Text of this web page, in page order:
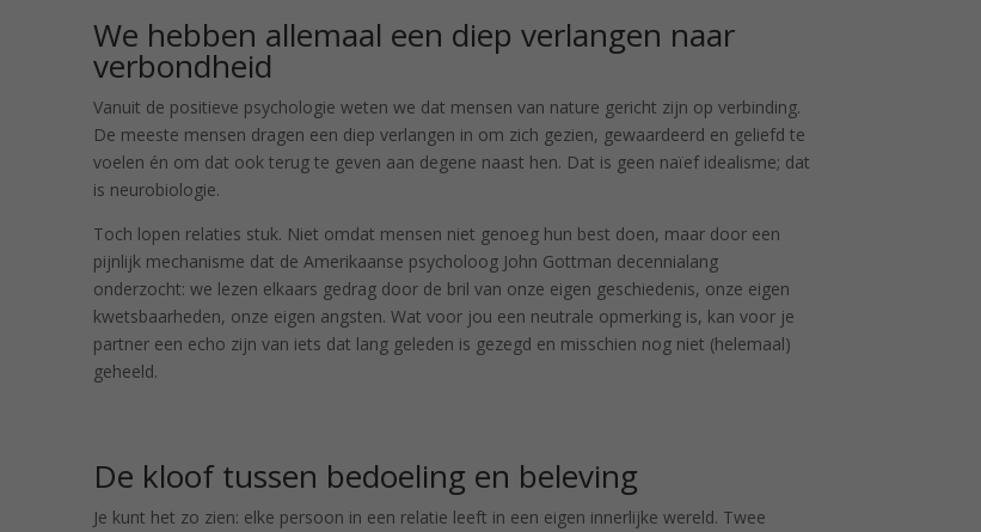
We hebben allemaal een diep verlangen naar
verbondheid
Vanuit de positieve psychologie weten we dat mensen van nature gericht zijn op verbinding.
De meeste mensen dragen een diep verlangen in om zich gezien, gewaardeerd en geliefd te
voelen én om dat ook terug te geven aan degene naast hen. Dat is geen naïef idealisme; dat
is neurobiologie.
Toch lopen relaties stuk. Niet omdat mensen niet genoeg hun best doen, maar door een
pijnlijk mechanisme dat de Amerikaanse psycholoog John Gottman decennialang
onderzocht: we lezen elkaars gedrag door de bril van onze eigen geschiedenis, onze eigen
kwetsbaarheden, onze eigen angsten. Wat voor jou een neutrale opmerking is, kan voor je
partner een echo zijn van iets dat lang geleden is gezegd en misschien nog niet (helemaal)
geheeld.
De kloof tussen bedoeling en beleving
Je kunt het zo zien: elke persoon in een relatie leeft in een eigen innerlijke wereld. Twee